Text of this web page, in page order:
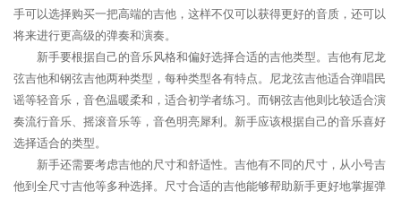
手可以选择购买一把高端的吉他，这样不仅可以获得更好的音质，还可以
将来进行更高级的弹奏和演奏。
新手要根据自己的音乐风格和偏好选择合适的吉他类型。吉他有尼龙
弦吉他和钢弦吉他两种类型，每种类型各有特点。尼龙弦吉他适合弹唱民
谣等轻音乐，音色温暖柔和，适合初学者练习。而钢弦吉他则比较适合演
奏流行音乐、摇滚音乐等，音色明亮犀利。新手应该根据自己的音乐喜好
选择适合的类型。
新手还需要考虑吉他的尺寸和舒适性。吉他有不同的尺寸，从小号吉
他到全尺寸吉他等多种选择。尺寸合适的吉他能够帮助新手更好地掌握弹